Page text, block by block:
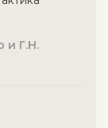
и Г.Н.